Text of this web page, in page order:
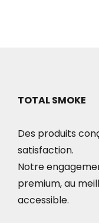
TOTAL SMOKE
Des produits
satisfaction.
Notre
premium, au
accessible.